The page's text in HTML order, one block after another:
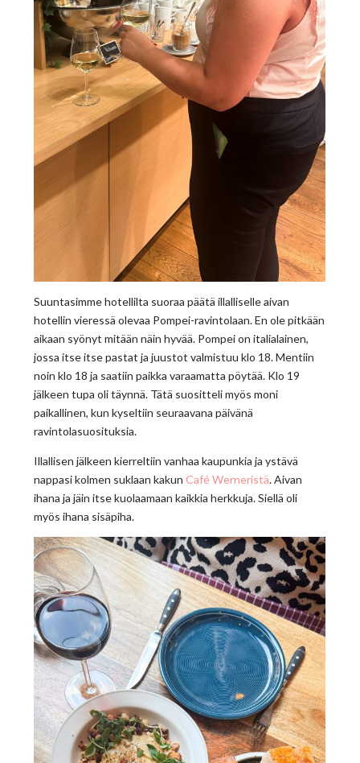
Suuntasimme hotellilta suoraa päätä illalliselle aivan
hotellin vieressä olevaa Pompei-ravintolaan. En ole pitkään
aikaan syönyt mitään näin hyvää. Pompei on italialainen,
jossa itse itse pastat ja juustot valmistuu klo 18. Mentiin
noin klo 18 ja saatiin paikka varaamatta pöytää. Klo 19
jälkeen tupa oli täynnä. Tätä suositteli myös moni
paikallinen, kun kyseltiin seuraavana päivänä
ravintolasuosituksia.
Illallisen jälkeen kierreltiin vanhaa kaupunkia ja ystävä
nappasi kolmen suklaan kakun Café Werneristä. Aivan
ihana ja jäin itse kuolaamaan kaikkia herkkuja. Siellä oli
myös ihana sisäpiha.